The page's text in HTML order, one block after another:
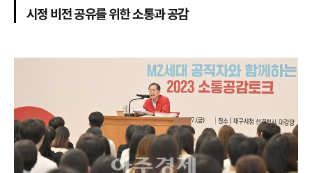
시정 비전 공유를 위한 소통과 공감